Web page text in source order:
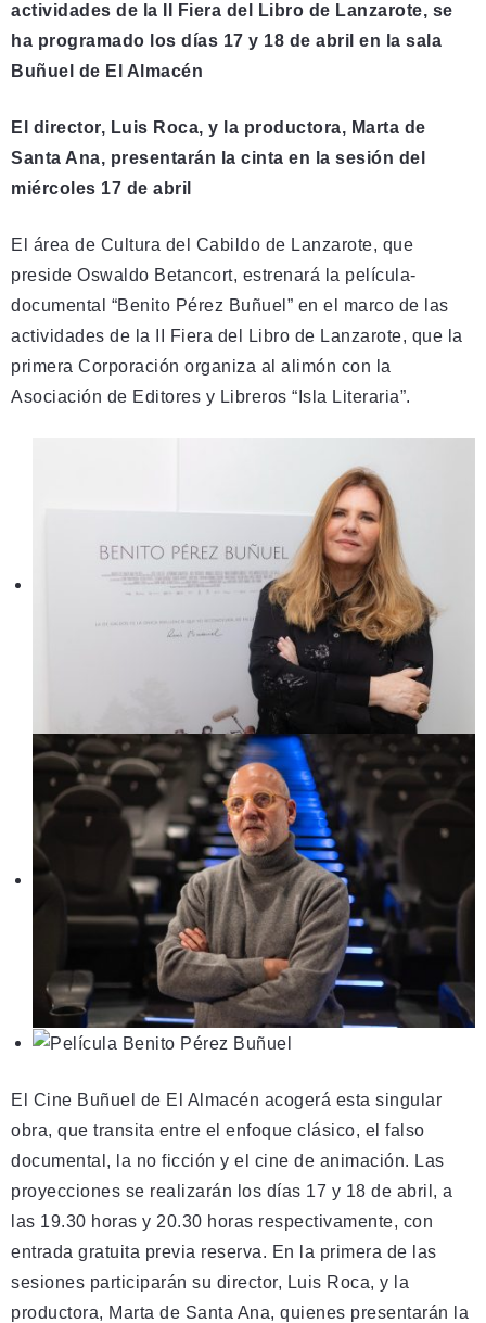
actividades de la II Fiera del Libro de Lanzarote, se
ha programado los días 17 y 18 de abril en la sala
Buñuel de El Almacén
El director, Luis Roca, y la productora, Marta de
Santa Ana, presentarán la cinta en la sesión del
miércoles 17 de abril
El área de Cultura del Cabildo de Lanzarote, que
preside Oswaldo Betancort, estrenará la película-
documental “Benito Pérez Buñuel” en el marco de las
actividades de la II Fiera del Libro de Lanzarote, que la
primera Corporación organiza al alimón con la
Asociación de Editores y Libreros “Isla Literaria”.
El Cine Buñuel de El Almacén acogerá esta singular
obra, que transita entre el enfoque clásico, el falso
documental, la no ficción y el cine de animación. Las
proyecciones se realizarán los días 17 y 18 de abril, a
las 19.30 horas y 20.30 horas respectivamente, con
entrada gratuita previa reserva. En la primera de las
sesiones participarán su director, Luis Roca, y la
productora, Marta de Santa Ana, quienes presentarán la